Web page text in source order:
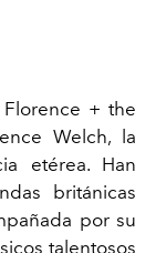
+ the
Welch, la
etérea. Han
británicas
por su
talentosos